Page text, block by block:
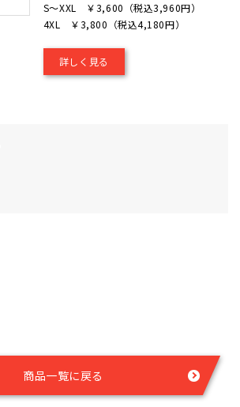
S～XXL ￥3,600（税込3,960円）
4XL ￥3,800（税込4,180円）
詳しく見る
商品一覧に戻る